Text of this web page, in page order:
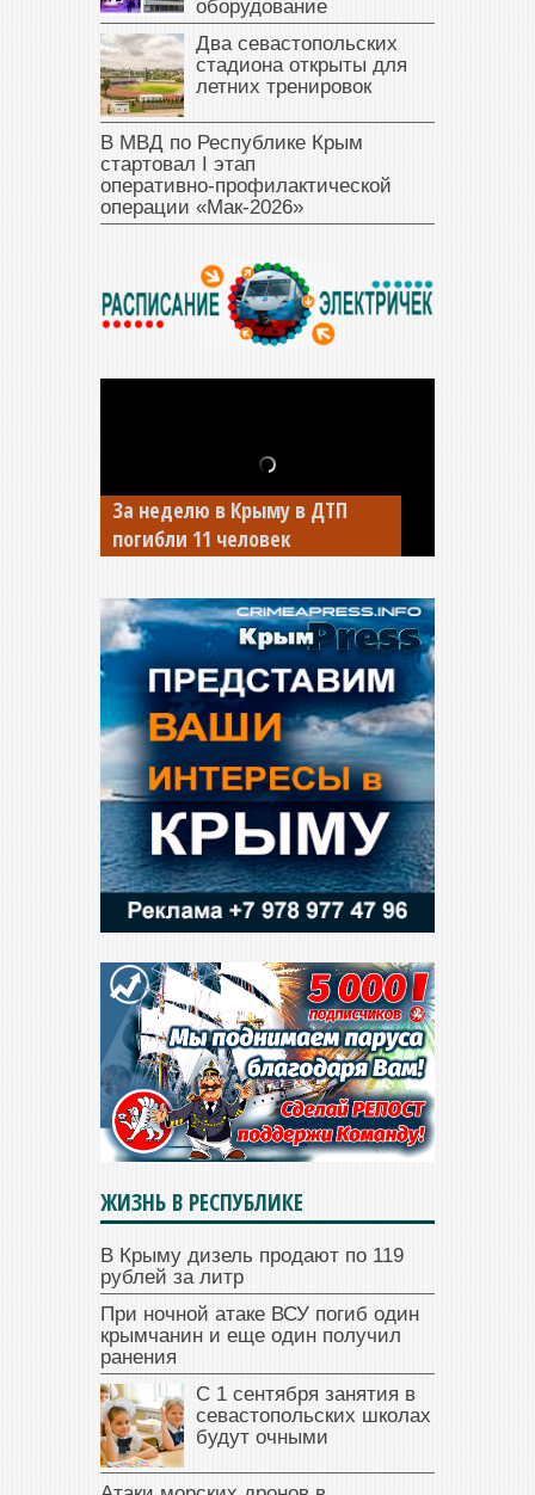
оборудование
Два севастопольских
стадиона открыты для
летних тренировок
В МВД по Республике Крым
стартовал I этап
оперативно‑профилактической
операции «Мак‑2026»
В Джанкое водитель ВАЗа
сбил двух детей на «зебре»
ЖИЗНЬ В РЕСПУБЛИКЕ
В Крыму дизель продают по 119
рублей за литр
При ночной атаке ВСУ погиб один
крымчанин и еще один получил
ранения
С 1 сентября занятия в
севастопольских школах
будут очными